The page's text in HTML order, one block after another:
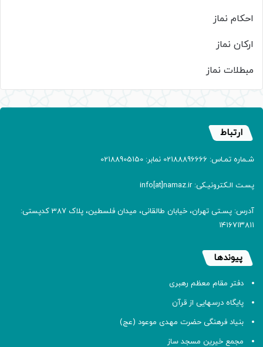
احکام نماز
ارکان نماز
مبطلات نماز
ارتباط
شـماره تمـاس: 02188896666 نمابر: 02188905150
پسـت الـکترونیـکی: info[at]namaz.ir
آدرس: پسـتی تهران، خیابان طالقانی، میدان فلسطین، پلاک 387 کدپستی:
۱۴۱۶۷۱۳۸۱۱
پیوندها
دفتر مقام معظم رهبری
پایگاه درسهایی از قرآن
بنیاد فرهنگی حضرت مهدی موعود (عج)
مجمع خیرین مسجد ساز